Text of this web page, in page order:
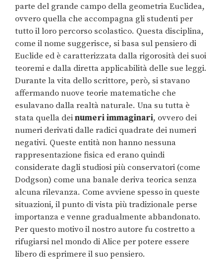
parte del grande campo della geometria Euclidea,
ovvero quella che accompagna gli studenti per
tutto il loro percorso scolastico. Questa disciplina,
come il nome suggerisce, si basa sul pensiero di
Euclide ed è caratterizzata dalla rigorosità dei suoi
teoremi e dalla diretta applicabilità delle sue leggi.
Durante la vita dello scrittore, però, si stavano
affermando nuove teorie matematiche che
esulavano dalla realtà naturale. Una su tutta è
stata quella deinumeri immaginari, ovvero dei
numeri derivati dalle radici quadrate dei numeri
negativi. Queste entità non hanno nessuna
rappresentazione fisica ed erano quindi
considerate dagli studiosi più conservatori (come
Dodgson) come una banale deriva teorica senza
alcuna rilevanza. Come avviene spesso in queste
situazioni, il punto di vista più tradizionale perse
importanza e venne gradualmente abbandonato.
Per questo motivo il nostro autore fu costretto a
rifugiarsi nel mondo di Alice per potere essere
libero di esprimere il suo pensiero.